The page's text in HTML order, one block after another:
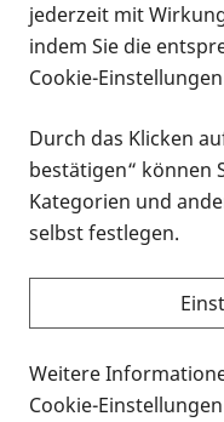
Infomaterial
Infomaterial
Vorlesen
Alle
Formaten an
Sie möchten
suchen und dieses
können? Schauen
Thema Infomaterial
für blinde und
jederzeit mit
indem Sie die
Cookie-
Durch das Klicken
bestätigen“ können
Kategorien und
selbst festlegen.
Weitere
Cookie-